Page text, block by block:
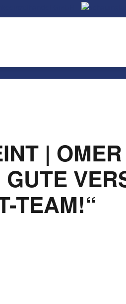
|
GUTE
TEAM!“